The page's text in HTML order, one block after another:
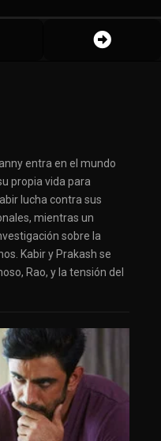
entra en el mundo
propia vida para
lucha contra sus
mientras un
sobre la
Kabir y Prakash se
Rao, y la tensión del